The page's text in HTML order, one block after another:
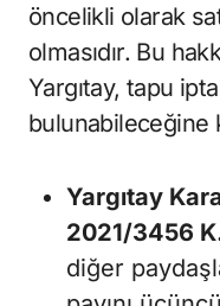
öncelikli olarak
olmasıdır. Bu
Yargıtay, tapu
bulunabileceğine
Yargıtay
2021/3456
diğer